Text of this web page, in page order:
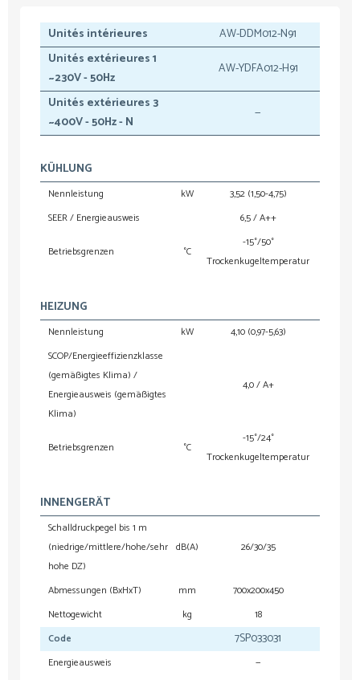
Unités intérieures AW-DDM012-N91
Unités extérieures 1
~230V - 50Hz
AW-YDFA012-H91
Unités extérieures 3
~400V - 50Hz - N
—
KÜHLUNG
Nennleistung kW 3,52 (1,50-4,75)
SEER / Energieausweis
6,5 / A++
Betriebsgrenzen °C
-15°/50°
Trockenkugeltemperatur
HEIZUNG
Nennleistung kW 4,10 (0,97-5,63)
SCOP/Energieeffizienzklasse
(gemäßigtes Klima) /
Energieausweis (gemäßigtes
Klima)
4,0 / A+
Betriebsgrenzen °C
-15°/24°
Trockenkugeltemperatur
INNENGERÄT
Schalldruckpegel bis 1 m
(niedrige/mittlere/hohe/sehr
hohe DZ)
dB(A) 26/30/35
Abmessungen (BxHxT) mm 700x200x450
Nettogewicht
kg
18
Code
7SP033031
Energieausweis —